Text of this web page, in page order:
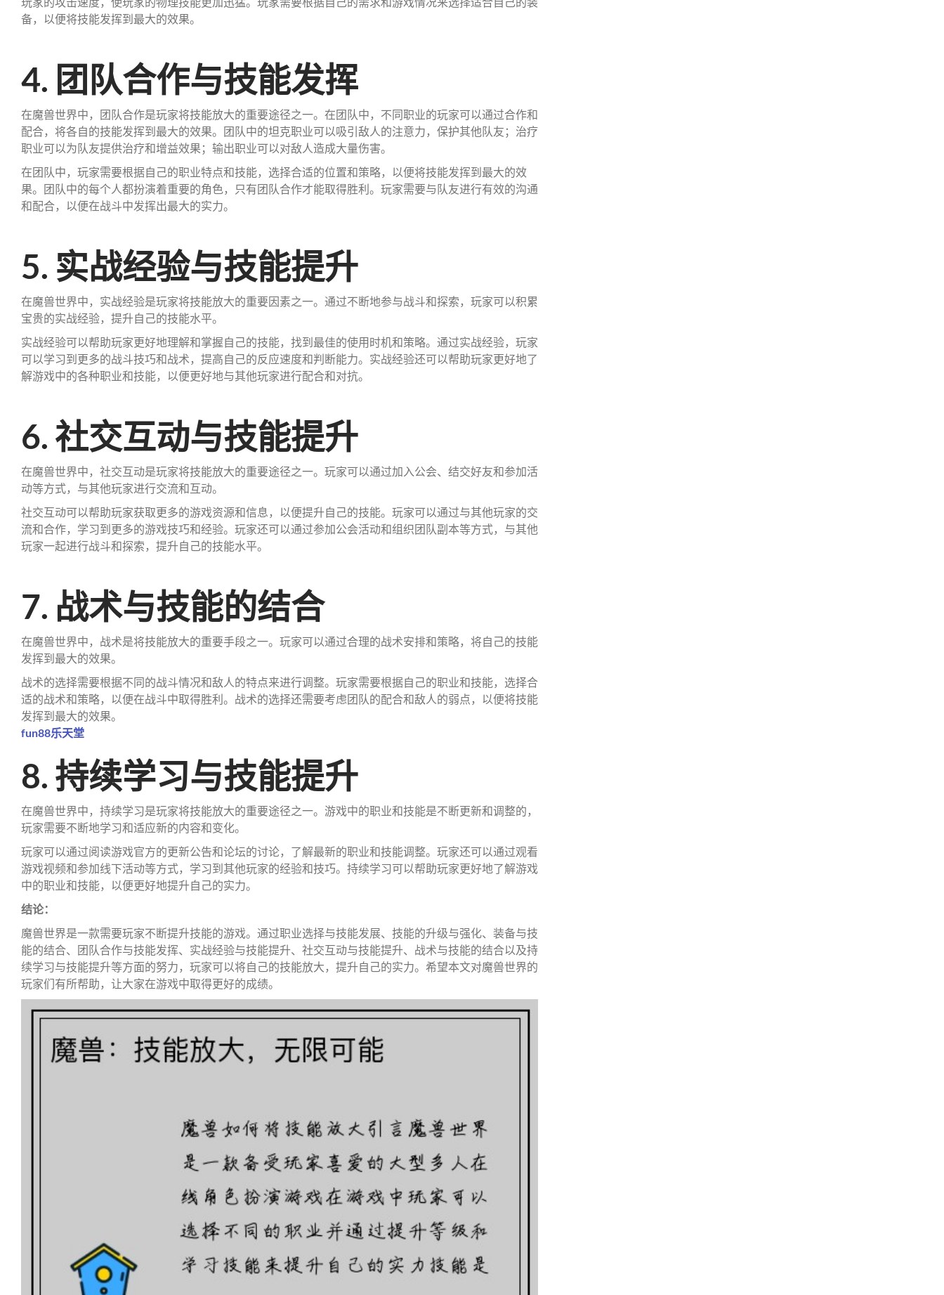
备，以便将技能发挥到最大的效果。
4. 团队合作与技能发挥
在魔兽世界中，团队合作是玩家将技能放大的重要途径之一。在团队中，不同职业的玩家可以通过合作和
配合，将各自的技能发挥到最大的效果。团队中的坦克职业可以吸引敌人的注意力，保护其他队友；治疗
职业可以为队友提供治疗和增益效果；输出职业可以对敌人造成大量伤害。
在团队中，玩家需要根据自己的职业特点和技能，选择合适的位置和策略，以便将技能发挥到最大的效
果。团队中的每个人都扮演着重要的角色，只有团队合作才能取得胜利。玩家需要与队友进行有效的沟通
和配合，以便在战斗中发挥出最大的实力。
5. 实战经验与技能提升
在魔兽世界中，实战经验是玩家将技能放大的重要因素之一。通过不断地参与战斗和探索，玩家可以积累
宝贵的实战经验，提升自己的技能水平。
实战经验可以帮助玩家更好地理解和掌握自己的技能，找到最佳的使用时机和策略。通过实战经验，玩家
可以学习到更多的战斗技巧和战术，提高自己的反应速度和判断能力。实战经验还可以帮助玩家更好地了
解游戏中的各种职业和技能，以便更好地与其他玩家进行配合和对抗。
6. 社交互动与技能提升
在魔兽世界中，社交互动是玩家将技能放大的重要途径之一。玩家可以通过加入公会、结交好友和参加活
动等方式，与其他玩家进行交流和互动。
社交互动可以帮助玩家获取更多的游戏资源和信息，以便提升自己的技能。玩家可以通过与其他玩家的交
流和合作，学习到更多的游戏技巧和经验。玩家还可以通过参加公会活动和组织团队副本等方式，与其他
玩家一起进行战斗和探索，提升自己的技能水平。
7. 战术与技能的结合
在魔兽世界中，战术是将技能放大的重要手段之一。玩家可以通过合理的战术安排和策略，将自己的技能
发挥到最大的效果。
战术的选择需要根据不同的战斗情况和敌人的特点来进行调整。玩家需要根据自己的职业和技能，选择合
适的战术和策略，以便在战斗中取得胜利。战术的选择还需要考虑团队的配合和敌人的弱点，以便将技能
发挥到最大的效果。
fun88乐天堂
8. 持续学习与技能提升
在魔兽世界中，持续学习是玩家将技能放大的重要途径之一。游戏中的职业和技能是不断更新和调整的，
玩家需要不断地学习和适应新的内容和变化。
玩家可以通过阅读游戏官方的更新公告和论坛的讨论，了解最新的职业和技能调整。玩家还可以通过观看
游戏视频和参加线下活动等方式，学习到其他玩家的经验和技巧。持续学习可以帮助玩家更好地了解游戏
中的职业和技能，以便更好地提升自己的实力。
结论：
魔兽世界是一款需要玩家不断提升技能的游戏。通过职业选择与技能发展、技能的升级与强化、装备与技
能的结合、团队合作与技能发挥、实战经验与技能提升、社交互动与技能提升、战术与技能的结合以及持
续学习与技能提升等方面的努力，玩家可以将自己的技能放大，提升自己的实力。希望本文对魔兽世界的
玩家们有所帮助，让大家在游戏中取得更好的成绩。